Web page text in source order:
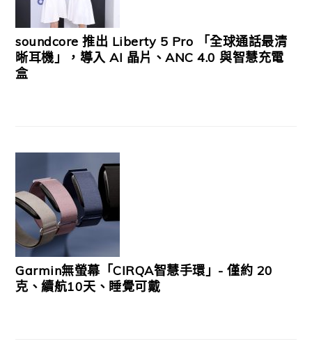
soundcore 推出 Liberty 5 Pro 「全球通話最清
晰耳機」，導入 AI 晶片、ANC 4.0 與智慧充電
盒
Garmin無螢幕「CIRQA智慧手環」- 僅約 20
克、續航10天、睡覺可戴